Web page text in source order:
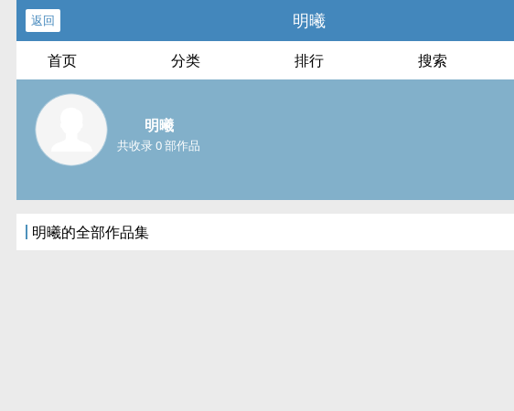
返回 明曦
首页 分类 排行 搜索
明曦
共收录 0 部作品
明曦的全部作品集